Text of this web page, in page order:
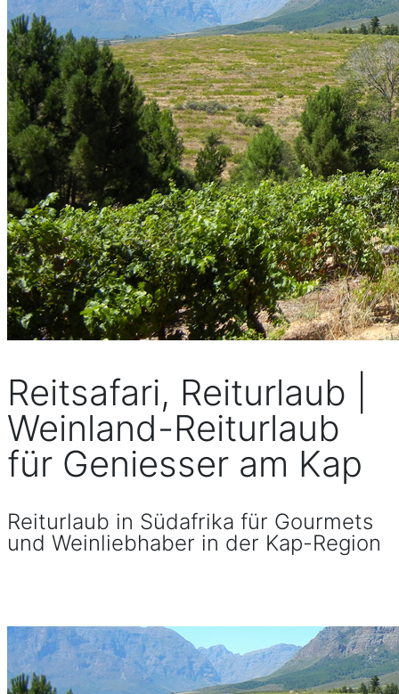
Reitsafari, Reiturlaub |
Weinland-Reiturlaub
für Geniesser am Kap
Reiturlaub in Südafrika für Gourmets
und Weinliebhaber in der Kap-Region